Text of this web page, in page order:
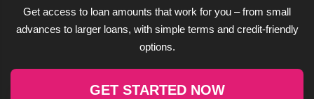
Get access to loan amounts that work for you – from small
advances to larger loans, with simple terms and credit-friendly
options.
GET STARTED NOW